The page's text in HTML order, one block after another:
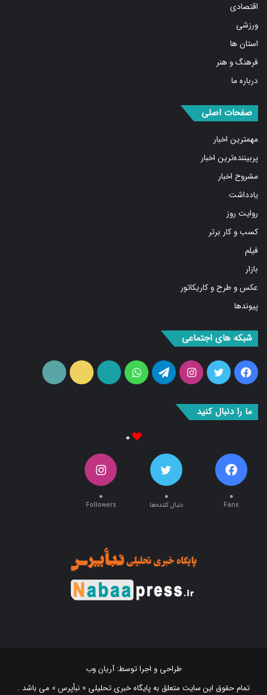
اقتصادی
ورزشی
استان ها
فرهنگ و هنر
درباره ما
صفحات اصلی
مهمترین اخبار
پربیننده‌ترین اخبار
مشروح اخبار
یادداشت
روایت روز
کسب و کار برتر
فیلم
بازار
عکس و طرح و کاریکاتور
پیوندها
شبکه های اجتماعی
فیس
توییتر اینستاگرامتلگرام واتس
آپارات ایتا
ما را دنبال کنید
۰
۰
Fans
۰
دنبال کننده‌ها
۰
Followers
طراحی و اجرا توسط:آریان وب
تمام حقوق این سایت متعلق به پایگاه خبری تحلیلی « نبأپرس » می باشد .